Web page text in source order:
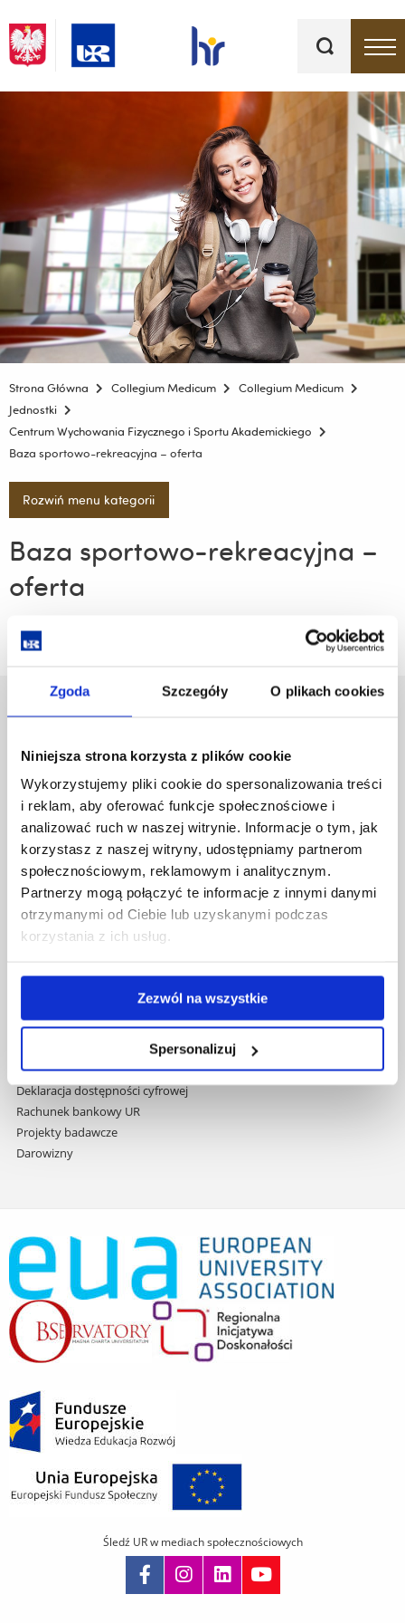
Zgoda Szczegóły O plikach cookies
Niniejsza strona korzysta z plików cookie
Wykorzystujemy pliki cookie do spersonalizowania treści
i reklam, aby oferować funkcje społecznościowe i
analizować ruch w naszej witrynie. Informacje o tym, jak
korzystasz z naszej witryny, udostępniamy partnerom
społecznościowym, reklamowym i analitycznym.
Partnerzy mogą połączyć te informacje z innymi danymi
otrzymanymi od Ciebie lub uzyskanymi podczas
korzystania z ich usług.
Zezwól na wszystkie
Spersonalizuj
kluczowe
Strona Główna Collegium Medicum
Collegium Medicum
Jednostki
Centrum Wychowania Fizycznego i Sportu Akademickiego
Baza sportowo-rekreacyjna – oferta
Rozwiń menu kategorii
Baza sportowo-rekreacyjna –
oferta
Uniwersytet Rzeszowski
35-959 Rzeszów
Pomiń
nawigację
przejdź
do
treści
Polityka prywatności
Mapa serwisu
Biblioteka
Wydawnictwo
Covid info
Studia podyplomowe
Praca na UR
Zamówienia publiczne
Projekty realizowane z KPO
Wynajem sal
Dane kontaktowe
Deklaracja dostępności cyfrowej
Rachunek bankowy UR
Projekty badawcze
Darowizny
Śledź UR w mediach społecznościowych